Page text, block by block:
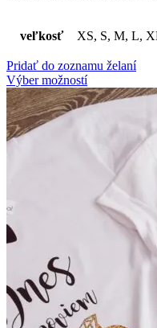
veľkosť XS, S, M, L,
Pridať do zoznamu želaní
Výber možností